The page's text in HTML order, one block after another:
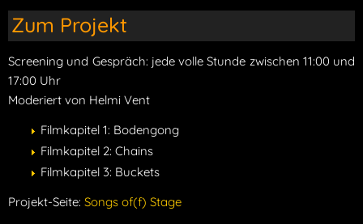
Zum Projekt
Screening und Gespräch: jede volle Stunde zwischen 11:00 und
17:00 Uhr
Moderiert von Helmi Vent
Filmkapitel 1: Bodengong
Filmkapitel 2: Chains
Filmkapitel 3: Buckets
Projekt-Seite: Songs of(f) Stage